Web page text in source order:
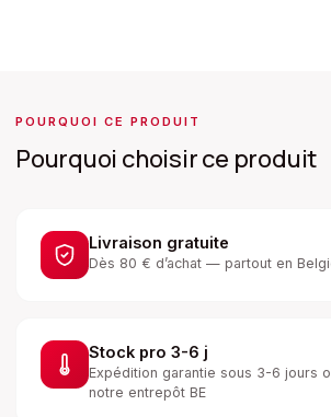
POURQUOI CE PRODUIT
Pourquoi choisir ce produit
Livraison gratuite
Dès 80 € d’achat — partout en
Stock pro 3-6 j
Expédition garantie sous 3-6 jours
notre entrepôt BE